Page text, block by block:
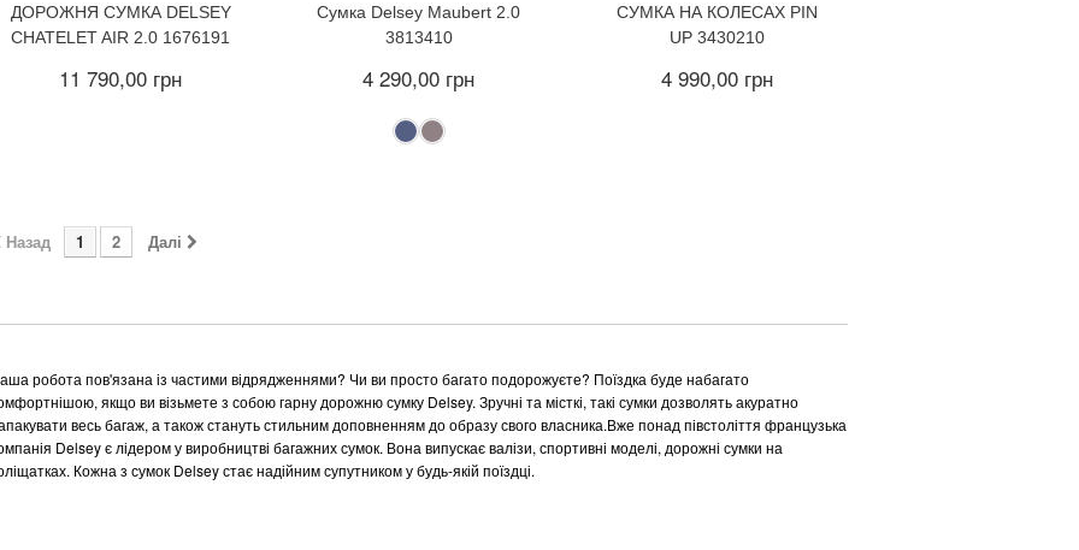
ДОРОЖНЯ СУМКА DELSEY
CHATELET AIR 2.0 1676191
11 790,00 грн
Сумка Delsey Maubert 2.0
3813410
4 290,00 грн
СУМКА НА КОЛЕСАХ PIN
UP 3430210
4 990,00 грн
Назад 1 2 Далі
робота пов'язана із частими відрядженнями? Чи ви просто багато подорожуєте? Поїздка буде набагато
якщо ви візьмете з собою гарну дорожню сумку Delsey. Зручні та місткі, такі сумки дозволять акуратно
весь багаж, а також стануть стильним доповненням до образу свого власника.Вже понад півстоліття французька
Delsey є лідером у виробництві багажних сумок. Вона випускає валізи, спортивні моделі, дорожні сумки на
Кожна з сумок Delsey стає надійним супутником у будь-якій поїздці.